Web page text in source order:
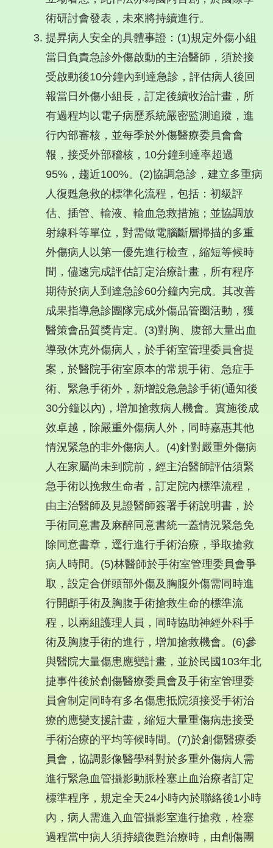
術研討會發表，未來將持續進行。
提昇病人安全的具體事證：(1)規定外傷小組
當日負責急診外傷啟動的主治醫師，須於接
受啟動後10分鐘內到達急診，評估病人後回
報當日外傷小組長，訂定後續收治計畫，所
有過程均以電子病歷系統嚴密監測追蹤，進
行內部審核，並每季於外傷醫療委員會會
報，接受外部稽核，10分鐘到達率超過
95%，趨近100%。(2)協調急診，建立多重病
人復甦急救的標準化流程，包括：初級評
估、插管、輸液、輸血急救措施；並協調放
射線科等單位，對需做電腦斷層掃描的多重
外傷病人以第一優先進行檢查，縮短等候時
間，儘速完成評估訂定治療計畫，所有程序
期待於病人到達急診60分鐘內完成。其改善
成果指導急診團隊完成外傷品管圈活動，獲
醫策會品質獎肯定。(3)對胸、腹部大量出血
導致休克外傷病人，於手術室管理委員會提
案，於醫院手術室原本的常規手術、急症手
術、緊急手術外，新增設急急診手術(通知後
30分鐘以內)，增加搶救病人機會。實施後成
效卓越，除嚴重外傷病人外，同時嘉惠其他
情況緊急的非外傷病人。(4)針對嚴重外傷病
人在家屬尚未到院前，經主治醫師評估須緊
急手術以挽救生命者，訂定院內標準流程，
由主治醫師及見證醫師簽署手術說明書，於
手術同意書及麻醉同意書統一蓋情況緊急免
除同意書章，逕行進行手術治療，爭取搶救
病人時間。(5)林醫師於手術室管理委員會爭
取，設定合併頭部外傷及胸腹外傷需同時進
行開顱手術及胸腹手術搶救生命的標準流
程，以兩組護理人員，同時協助神經外科手
術及胸腹手術的進行，增加搶救機會。(6)參
與醫院大量傷患應變計畫，並於民國103年北
捷事件後於創傷醫療委員會及手術室管理委
員會制定同時有多名傷患抵院須接受手術治
療的應變支援計畫，縮短大量重傷病患接受
手術治療的平均等候時間。(7)於創傷醫療委
員會，協調影像醫學科對於多重外傷病人需
進行緊急血管攝影動脈栓塞止血治療者訂定
標準程序，規定全天24小時內於聯絡後1小時
內，病人需進入血管攝影室進行搶救，栓塞
過程當中病人須持續復甦治療時，由創傷團